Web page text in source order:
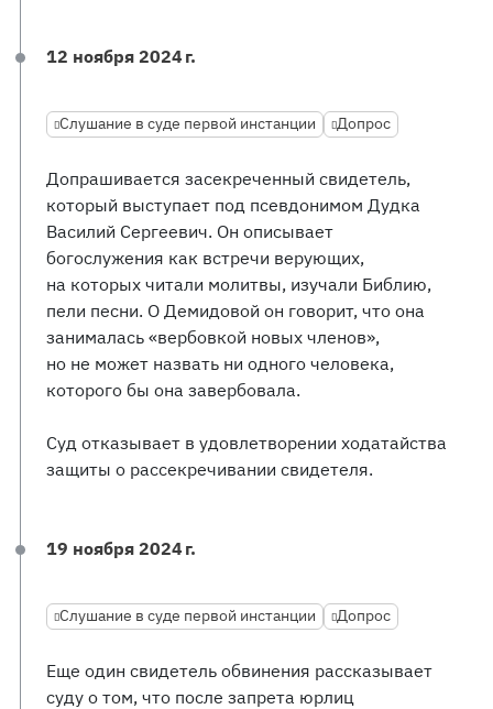
12 ноября 2024 г.
Слушание в суде первой инстанции Допрос
Допрашивается засекреченный свидетель,
который выступает под псевдонимом Дудка
Василий Сергеевич. Он описывает
богослужения как встречи верующих,
на которых читали молитвы, изучали Библию,
пели песни. О Демидовой он говорит, что она
занималась «вербовкой новых членов»,
но не может назвать ни одного человека,
которого бы она завербовала.
Суд отказывает в удовлетворении ходатайства
защиты о рассекречивании свидетеля.
19 ноября 2024 г.
Слушание в суде первой инстанции Допрос
Еще один свидетель обвинения рассказывает
суду о том, что после запрета юрлиц